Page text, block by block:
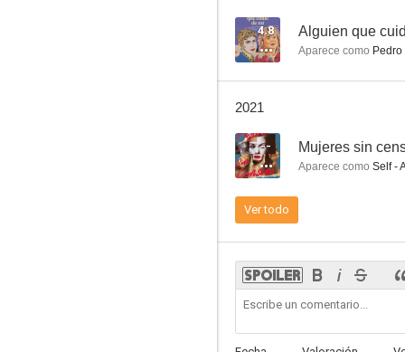
4.8 Alguien que
Aparece como Pedro
2021
-- Mujeres sin
Aparece como Self -
Ver todo